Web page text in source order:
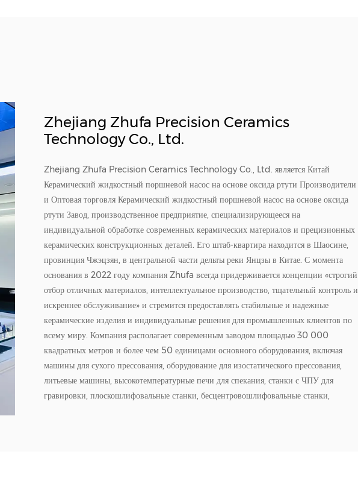
Zhejiang Zhufa Precision Ceramics
Technology Co., Ltd.
Zhejiang Zhufa Precision Ceramics Technology Co., Ltd. являетсяКитай
Керамический жидкостный поршневой насос на основе оксида ртути Производители
иОптовая торговля Керамический жидкостный поршневой насос на основе оксида
ртути Завод , производственное предприятие, специализирующееся на
индивидуальной обработке современных керамических материалов и прецизионных
керамических конструкционных деталей. Его штаб-квартира находится в Шаосине,
провинция Чжэцзян, в центральной части дельты реки Янцзы в Китае. С момента
основания в 2022 году компания Zhufa всегда придерживается концепции «строгий
отбор отличных материалов, интеллектуальное производство, тщательный контроль и
искреннее обслуживание» и стремится предоставлять стабильные и надежные
керамические изделия и индивидуальные решения для промышленных клиентов по
всему миру. Компания располагает современным заводом площадью 30 000
квадратных метров и более чем 50 единицами основного оборудования, включая
машины для сухого прессования, оборудование для изостатического прессования,
литьевые машины, высокотемпературные печи для спекания, станки с ЧПУ для
гравировки, плоскошлифовальные станки, бесцентровошлифовальные станки,